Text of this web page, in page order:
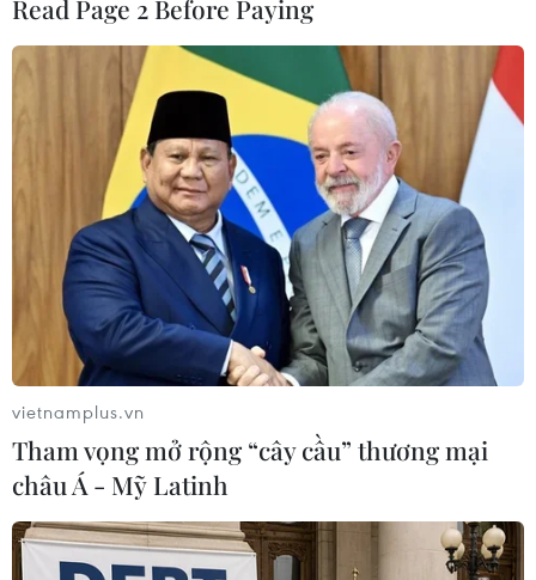
Đội tuyển xạ thủ của Nga. (Ảnh: Bộ Quốc phòng Nga)
Read Page 2 Before Paying
vietnamplus.vn
Tham vọng mở rộng “cây cầu” thương mại
châu Á - Mỹ Latinh